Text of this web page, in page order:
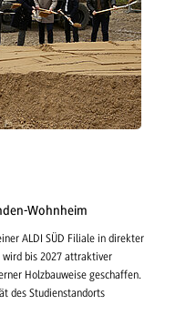
Wohnheim
ALDI SÜD Filiale in direkter
wird bis 2027 attraktiver
Holzbauweise geschaffen.
des Studienstandorts